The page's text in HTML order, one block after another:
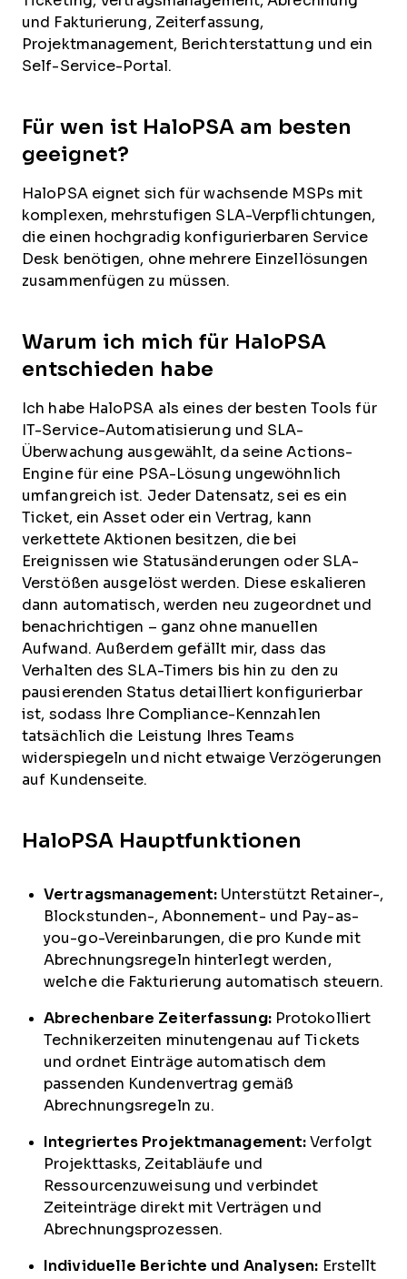
und Fakturierung, Zeiterfassung,
Projektmanagement, Berichterstattung und ein
Self-Service-Portal.
Für wen ist HaloPSA am besten
geeignet?
HaloPSA eignet sich für wachsende MSPs mit
komplexen, mehrstufigen SLA-Verpflichtungen,
die einen hochgradig konfigurierbaren Service
Desk benötigen, ohne mehrere Einzellösungen
zusammenfügen zu müssen.
Warum ich mich für HaloPSA
entschieden habe
Ich habe HaloPSA als eines der besten Tools für
IT-Service-Automatisierung und SLA-
Überwachung ausgewählt, da seine Actions-
Engine für eine PSA-Lösung ungewöhnlich
umfangreich ist. Jeder Datensatz, sei es ein
Ticket, ein Asset oder ein Vertrag, kann
verkettete Aktionen besitzen, die bei
Ereignissen wie Statusänderungen oder SLA-
Verstößen ausgelöst werden. Diese eskalieren
dann automatisch, werden neu zugeordnet und
benachrichtigen – ganz ohne manuellen
Aufwand. Außerdem gefällt mir, dass das
Verhalten des SLA-Timers bis hin zu den zu
pausierenden Status detailliert konfigurierbar
ist, sodass Ihre Compliance-Kennzahlen
tatsächlich die Leistung Ihres Teams
widerspiegeln und nicht etwaige Verzögerungen
auf Kundenseite.
HaloPSA Hauptfunktionen
Vertragsmanagement:Unterstützt Retainer-,
Blockstunden-, Abonnement- und Pay-as-
you-go-Vereinbarungen, die pro Kunde mit
Abrechnungsregeln hinterlegt werden,
welche die Fakturierung automatisch steuern.
Abrechenbare Zeiterfassung:Protokolliert
Technikerzeiten minutengenau auf Tickets
und ordnet Einträge automatisch dem
passenden Kundenvertrag gemäß
Abrechnungsregeln zu.
Integriertes Projektmanagement: Verfolgt
Projekttasks, Zeitabläufe und
Ressourcenzuweisung und verbindet
Zeiteinträge direkt mit Verträgen und
Abrechnungsprozessen.
Individuelle Berichte und Analysen: Erstellt